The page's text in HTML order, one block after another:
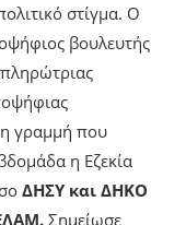
στίγμα. Ο
βουλευτής
γραμμή που
η Εζεκία
ΔΗΣΥ και ΔΗΚΟ
Σημείωσε